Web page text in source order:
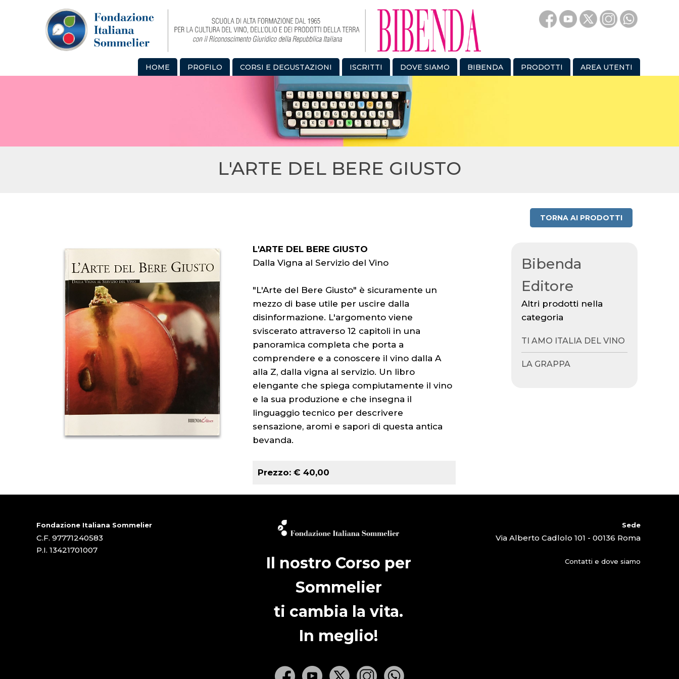
HOME PROFILO CORSI E DEGUSTAZIONI ISCRITTI DOVE SIAMO BIBENDA PRODOTTI AREA UTENTI
L'ARTE DEL BERE GIUSTO
TORNA AI PRODOTTI
L'ARTE DEL BERE GIUSTO
Dalla Vigna al Servizio del Vino
"L'Arte del Bere Giusto" è sicuramente un
mezzo di base utile per uscire dalla
disinformazione. L'argomento viene
sviscerato attraverso 12 capitoli in una
panoramica completa che porta a
comprendere e a conoscere il vino dalla A
alla Z, dalla vigna al servizio. Un libro
elengante che spiega compiutamente il vino
e la sua produzione e che insegna il
linguaggio tecnico per descrivere
sensazione, aromi e sapori di questa antica
bevanda.
Prezzo: € 40,00
Bibenda
Editore
Altri prodotti nella
categoria
TI AMO ITALIA DEL VINO
LA GRAPPA
Fondazione Italiana Sommelier
C.F. 97771240583
P.I. 13421701007
Il nostro Corso per
Sommelier
ti cambia la vita.
In meglio!
Sede
Via Alberto Cadlolo 101 - 00136 Roma
Contatti e dove siamo